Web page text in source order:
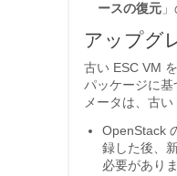
ースの復元
アップグ
古い ESC VM
パッケージに
メータは、古
OpenStack
録した後、
必要がありま